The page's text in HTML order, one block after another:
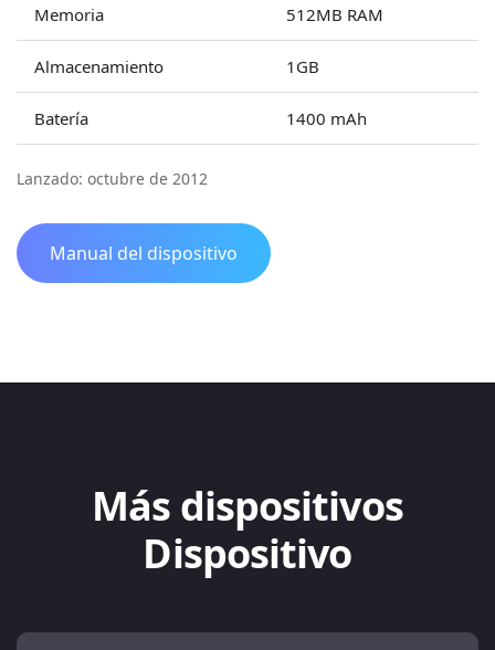
Memoria 512MB RAM
Almacenamiento 1GB
Batería 1400 mAh
Lanzado: octubre de 2012
Manual del dispositivo
Más dispositivos
Dispositivo